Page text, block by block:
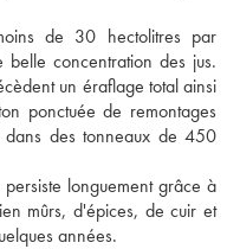
de 30 hectolitres par
concentration des jus.
un éraflage total ainsi
ponctuée de remontages
dans des tonneaux de 450
longuement grâce à
mûrs, d'épices, de cuir et
années.